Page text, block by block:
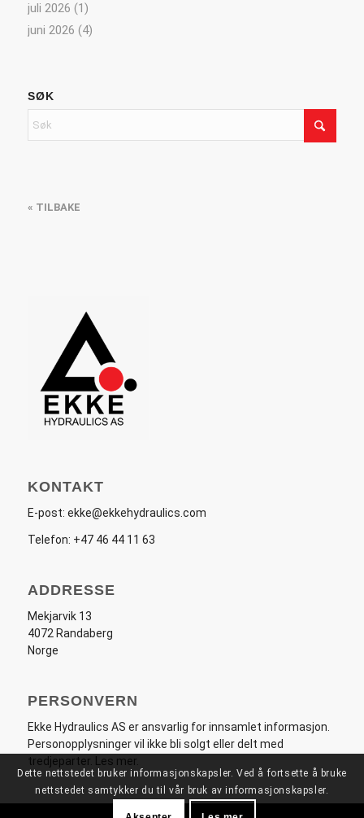
juli 2026 (1)
juni 2026 (4)
SØK
« TILBAKE
KONTAKT
E-post: ekke@ekkehydraulics.com
Telefon: +47 46 44 11 63
ADDRESSE
Mekjarvik 13
4072 Randaberg
Norge
PERSONVERN
Ekke Hydraulics AS er ansvarlig for innsamlet informasjon.
Personopplysninger vil ikke bli solgt eller delt med
tredjeparter.
Les mer.
Dette nettstedet bruker informasjonskapsler. Ved å fortsette å bruke
nettstedet samtykker du til vår bruk av informasjonskapsler.